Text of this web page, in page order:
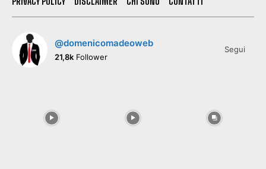
@domenicomadeoweb
21,8k Follower
Segui